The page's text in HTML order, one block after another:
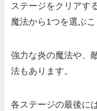
ステージをクリアす
魔法から1つを選ぶこ
強力な炎の魔法や、
法もあります。
各ステージの最後に